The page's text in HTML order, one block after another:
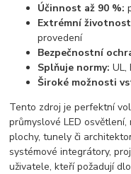
Účinnost až 90 %:
Extrémní
provedení
Bezpečnostní
Splňuje normy: UL,
Široké možnosti
Tento zdroj je perfektní
průmyslové LED
plochy, tunely či
systémové integrátory,
uživatele, kteří požadují